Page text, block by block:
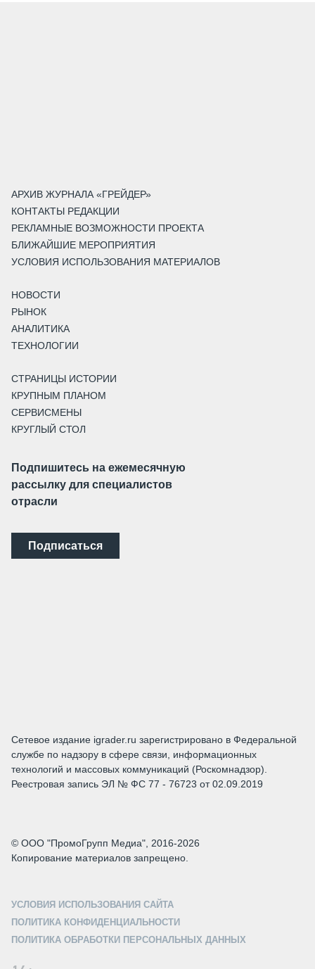
АРХИВ ЖУРНАЛА «ГРЕЙДЕР»
КОНТАКТЫ РЕДАКЦИИ
РЕКЛАМНЫЕ ВОЗМОЖНОСТИ ПРОЕКТА
БЛИЖАЙШИЕ МЕРОПРИЯТИЯ
УСЛОВИЯ ИСПОЛЬЗОВАНИЯ МАТЕРИАЛОВ
НОВОСТИ
РЫНОК
АНАЛИТИКА
ТЕХНОЛОГИИ
СТРАНИЦЫ ИСТОРИИ
КРУПНЫМ ПЛАНОМ
СЕРВИСМЕНЫ
КРУГЛЫЙ СТОЛ
Подпишитесь на ежемесячную
рассылку для специалистов
отрасли
Подписаться
Сетевое издание igrader.ru зарегистрировано в Федеральной
службе по надзору в сфере связи, информационных
технологий и массовых коммуникаций (Роскомнадзор).
Реестровая запись ЭЛ № ФС 77 - 76723 от 02.09.2019
© ООО "ПромоГрупп Медиа", 2016-2026
Копирование материалов запрещено.
УСЛОВИЯ ИСПОЛЬЗОВАНИЯ САЙТА
ПОЛИТИКА КОНФИДЕНЦИАЛЬНОСТИ
ПОЛИТИКА ОБРАБОТКИ ПЕРСОНАЛЬНЫХ ДАННЫХ